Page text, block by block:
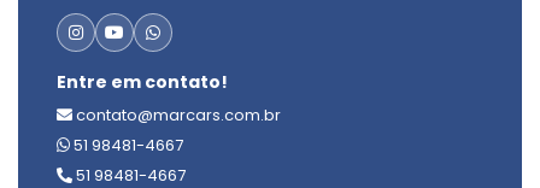
Entre em contato!
contato@marcars.com.br
51 98481-4667
51 98481-4667